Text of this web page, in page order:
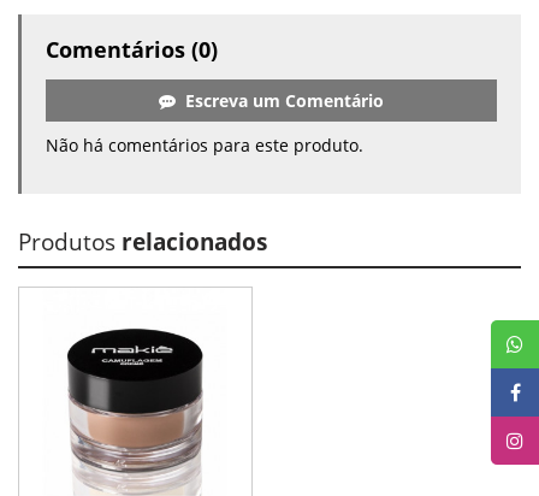
Comentários (0)
Escreva um Comentário
Não há comentários para este produto.
Produtos relacionados